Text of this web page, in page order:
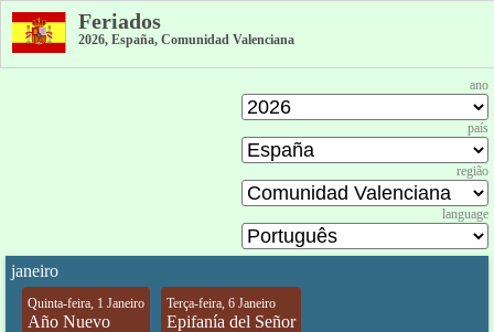
Feriados
2026, España, Comunidad Valenciana
ano
país
região
language
janeiro
Quinta-feira, 1 Janeiro
Año Nuevo
Terça-feira, 6 Janeiro
Epifanía del Señor